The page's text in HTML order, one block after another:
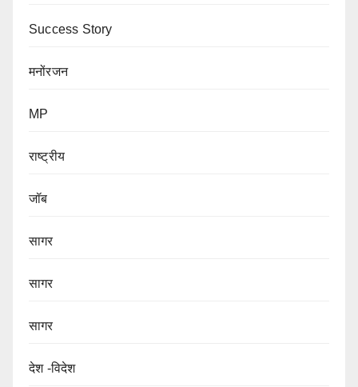
Success Story
मनोंरजन
MP
राष्ट्रीय
जॉब
सागर
सागर
सागर
देश -विदेश